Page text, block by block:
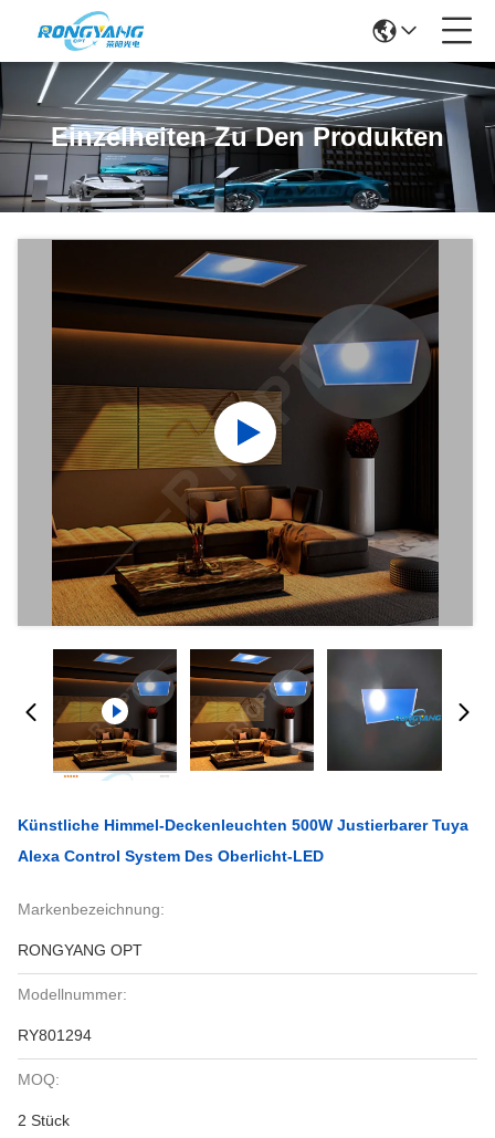
Einzelheiten Zu Den Produkten
Künstliche Himmel-Deckenleuchten 500W Justierbarer Tuya
Alexa Control System Des Oberlicht-LED
Markenbezeichnung:
RONGYANG OPT
Modellnummer:
RY801294
MOQ:
2 Stück